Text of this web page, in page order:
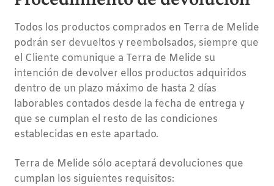
Todos los productos comprados en Terra de Melide
podrán ser devueltos y reembolsados, siempre que
el Cliente comunique a Terra de Melide su
intención de devolver ellos productos adquiridos
dentro de un plazo máximo de hasta 2 días
laborables contados desde la fecha de entrega y
que se cumplan el resto de las condiciones
establecidas en este apartado.
Terra de Melide sólo aceptará devoluciones que
cumplan los siguientes requisitos: